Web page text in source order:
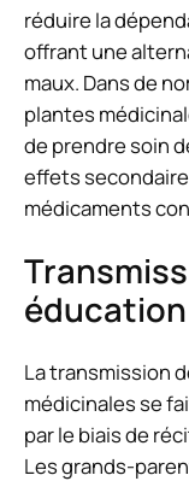
réduire la
offrant une
maux. Dans de
plantes
de prendre soin
effets
médicaments
La transmission
médicinales se
par le biais de
Les grands-